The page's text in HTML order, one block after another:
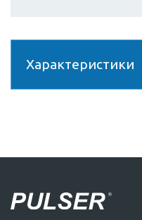
Характеристики